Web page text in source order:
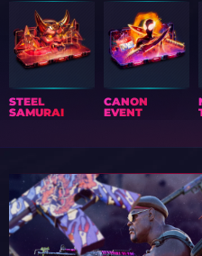
STEEL
SAMURAI
CANON
EVENT